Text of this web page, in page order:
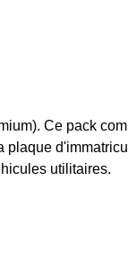
Ce pack
plaque
utilitaires.